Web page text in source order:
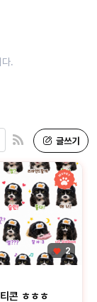
.
2
콘 ㅎㅎㅎ